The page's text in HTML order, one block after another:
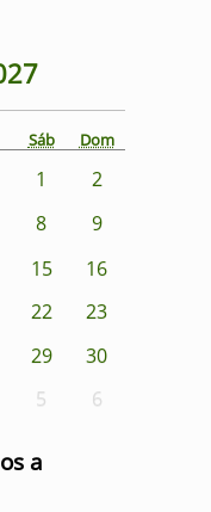
Sáb Dom
1
2
8
9
15
16
22
23
29
30
5 6
a